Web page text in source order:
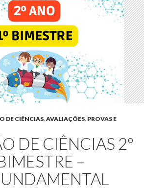
DE CIÊNCIAS, AVALIAÇÕES, PROVAS E
DE CIÊNCIAS 2º
–